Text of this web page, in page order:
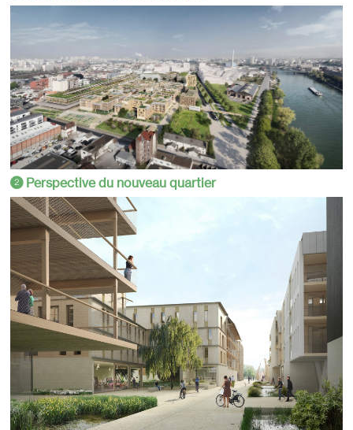
2Perspective du nouveau quartier